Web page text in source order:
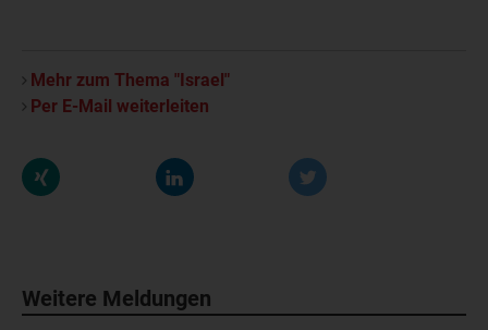
Mehr zum Thema "Israel"
Per E-Mail weiterleiten
Weitere Meldungen